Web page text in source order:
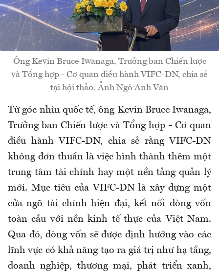
Ông Kevin Bruce Iwanaga, Trưởng ban Chiến lược
và Tổng hợp - Cơ quan điều hành VIFC-DN, chia sẻ
tại hội thảo. Ảnh Ngô Anh Văn
Từ góc nhìn quốc tế, ông Kevin Bruce Iwanaga,
Trưởng ban Chiến lược và Tổng hợp - Cơ quan
điều hành VIFC-DN, chia sẻ rằng VIFC-DN
không đơn thuần là việc hình thành thêm một
trung tâm tài chính hay một nền tảng quản lý
mới. Mục tiêu của VIFC-DN là xây dựng một
cửa ngõ tài chính hiện đại, kết nối dòng vốn
toàn cầu với nền kinh tế thực của Việt Nam.
Qua đó, dòng vốn sẽ được định hướng vào các
lĩnh vực có khả năng tạo ra giá trị như hạ tầng,
doanh nghiệp, thương mại, phát triển xanh,